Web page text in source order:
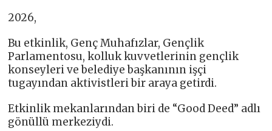
2026,
Bu etkinlik, Genç Muhafızlar, Gençlik
Parlamentosu, kolluk kuvvetlerinin gençlik
konseyleri ve belediye başkanının işçi
tugayından aktivistleri bir araya getirdi.
Etkinlik mekanlarından biri de “Good Deed” adlı
gönüllü merkeziydi.